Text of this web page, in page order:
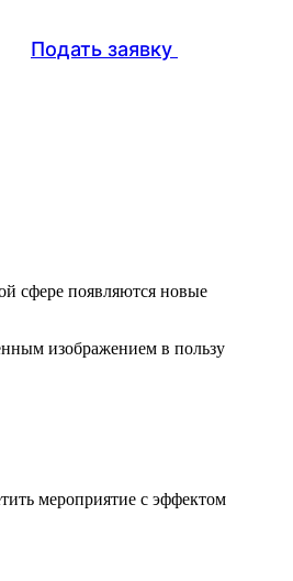
Подать заявку
сфере появляются новые
изображением в пользу
мероприятие с эффектом